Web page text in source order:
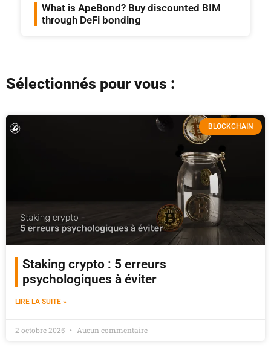
What is ApeBond? Buy discounted BIM
through DeFi bonding
Sélectionnés pour vous :
BLOCKCHAIN
Staking crypto : 5 erreurs
psychologiques à éviter
LIRE LA SUITE »
2 octobre 2025 Aucun commentaire